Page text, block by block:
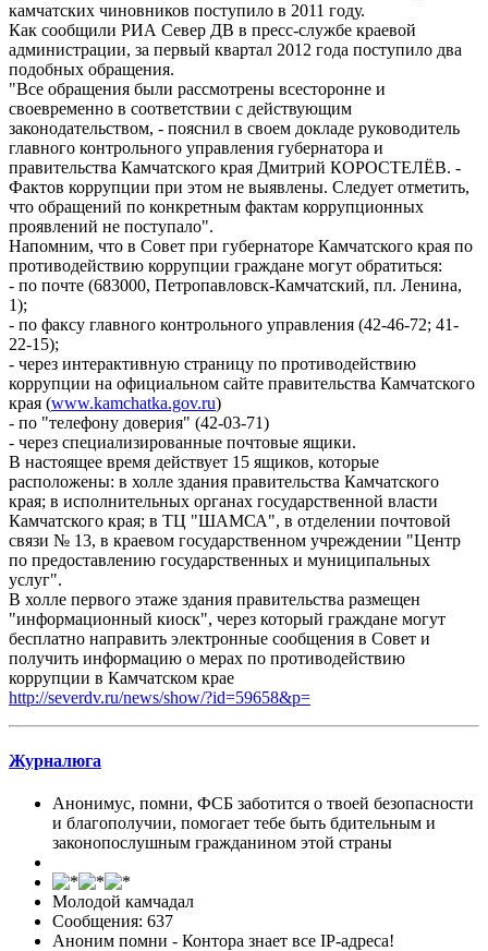
камчатских чиновников поступило в 2011 году.
Как сообщили РИА Север ДВ в пресс-службе краевой
администрации, за первый квартал 2012 года поступило два
подобных обращения.
"Все обращения были рассмотрены всесторонне и
своевременно в соответствии с действующим
законодательством, - пояснил в своем докладе руководитель
главного контрольного управления губернатора и
правительства Камчатского края Дмитрий КОРОСТЕЛЁВ. -
Фактов коррупции при этом не выявлены. Следует отметить,
что обращений по конкретным фактам коррупционных
проявлений не поступало".
Напомним, что в Совет при губернаторе Камчатского края по
противодействию коррупции граждане могут обратиться:
- по почте (683000, Петропавловск-Камчатский, пл. Ленина,
1);
- по факсу главного контрольного управления (42-46-72; 41-
22-15);
- через интерактивную страницу по противодействию
коррупции на официальном сайте правительства Камчатского
края (www.kamchatka.gov.ru)
- по "телефону доверия" (42-03-71)
- через специализированные почтовые ящики.
В настоящее время действует 15 ящиков, которые
расположены: в холле здания правительства Камчатского
края; в исполнительных органах государственной власти
Камчатского края; в ТЦ "ШАМСА", в отделении почтовой
связи № 13, в краевом государственном учреждении "Центр
по предоставлению государственных и муниципальных
услуг".
В холле первого этаже здания правительства размещен
"информационный киоск", через который граждане могут
бесплатно направить электронные сообщения в Совет и
получить информацию о мерах по противодействию
коррупции в Камчатском крае
http://severdv.ru/news/show/?id=59658&p=
Журналюга
Анонимус, помни, ФСБ заботится о твоей безопасности
и благополучии, помогает тебе быть бдительным и
законопослушным гражданином этой страны
Молодой камчадал
Сообщения: 637
Аноним помни - Контора знает все IP-адреса!